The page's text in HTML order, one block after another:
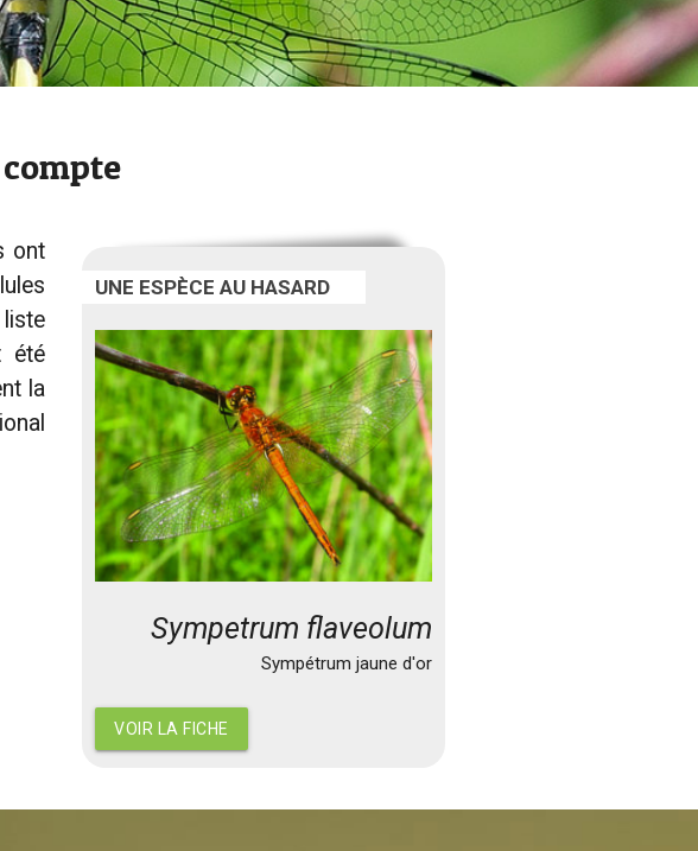
ont
été
la
UNE ESPÈCE AU HASARD
Sympetrum flaveolum
Sympétrum jaune d'or
VOIR LA FICHE